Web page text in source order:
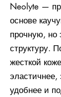
Neolyte —
основе
прочную, но
структуру.
жесткой
эластичнее,
удобнее и